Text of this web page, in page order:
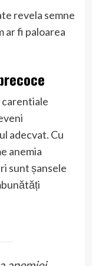
revela semne
ar fi paloarea
carentiale
adecvat. Cu
anemia
sunt șansele